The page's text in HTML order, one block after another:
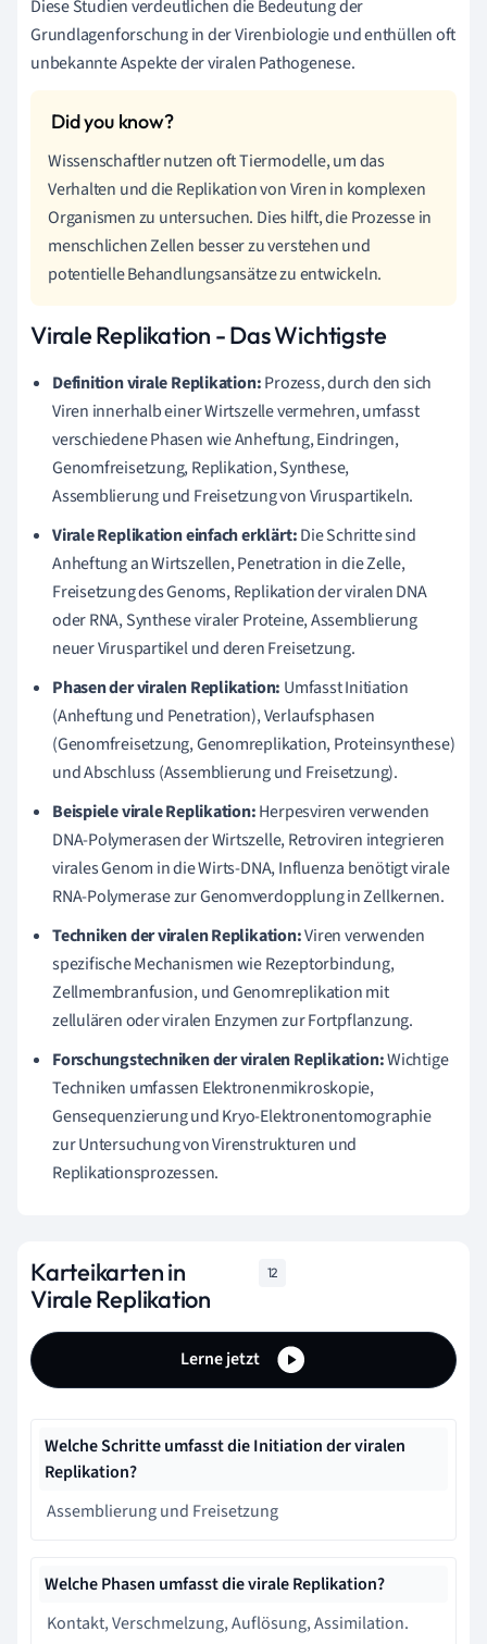
Diese Studien verdeutlichen die Bedeutung der
Grundlagenforschung in der Virenbiologie und enthüllen oft
unbekannte Aspekte der viralen Pathogenese.
Wissenschaftler nutzen oft Tiermodelle, um das
Verhalten und die Replikation von Viren in komplexen
Organismen zu untersuchen. Dies hilft, die Prozesse in
menschlichen Zellen besser zu verstehen und
potentielle Behandlungsansätze zu entwickeln.
Virale Replikation - Das Wichtigste
Definition virale Replikation:Prozess, durch den sich
Viren innerhalb einer Wirtszelle vermehren, umfasst
verschiedene Phasen wie Anheftung, Eindringen,
Genomfreisetzung, Replikation, Synthese,
Assemblierung und Freisetzung von Viruspartikeln.
Virale Replikation einfach erklärt:Die Schritte sind
Anheftung an Wirtszellen, Penetration in die Zelle,
Freisetzung des Genoms, Replikation der viralen DNA
oder RNA, Synthese viraler Proteine, Assemblierung
neuer Viruspartikel und deren Freisetzung.
Phasen der viralen Replikation: Umfasst Initiation
(Anheftung und Penetration), Verlaufsphasen
(Genomfreisetzung, Genomreplikation, Proteinsynthese)
und Abschluss (Assemblierung und Freisetzung).
Beispiele virale Replikation:Herpesviren verwenden
DNA-Polymerasen der Wirtszelle, Retroviren integrieren
virales Genom in die Wirts-DNA, Influenza benötigt virale
RNA-Polymerase zur Genomverdopplung in Zellkernen.
Techniken der viralen Replikation:Viren verwenden
spezifische Mechanismen wie Rezeptorbindung,
Zellmembranfusion, und Genomreplikation mit
zellulären oder viralen Enzymen zur Fortpflanzung.
Forschungstechniken der viralen Replikation:Wichtige
Techniken umfassen Elektronenmikroskopie,
Gensequenzierung und Kryo-Elektronentomographie
zur Untersuchung von Virenstrukturen und
Replikationsprozessen.
Karteikarten in
Virale Replikation
12
Lerne jetzt
Welche Schritte umfasst die Initiation der viralen
Replikation?
Assemblierung und Freisetzung
Welche Phasen umfasst die virale Replikation?
Kontakt, Verschmelzung, Auflösung, Assimilation.